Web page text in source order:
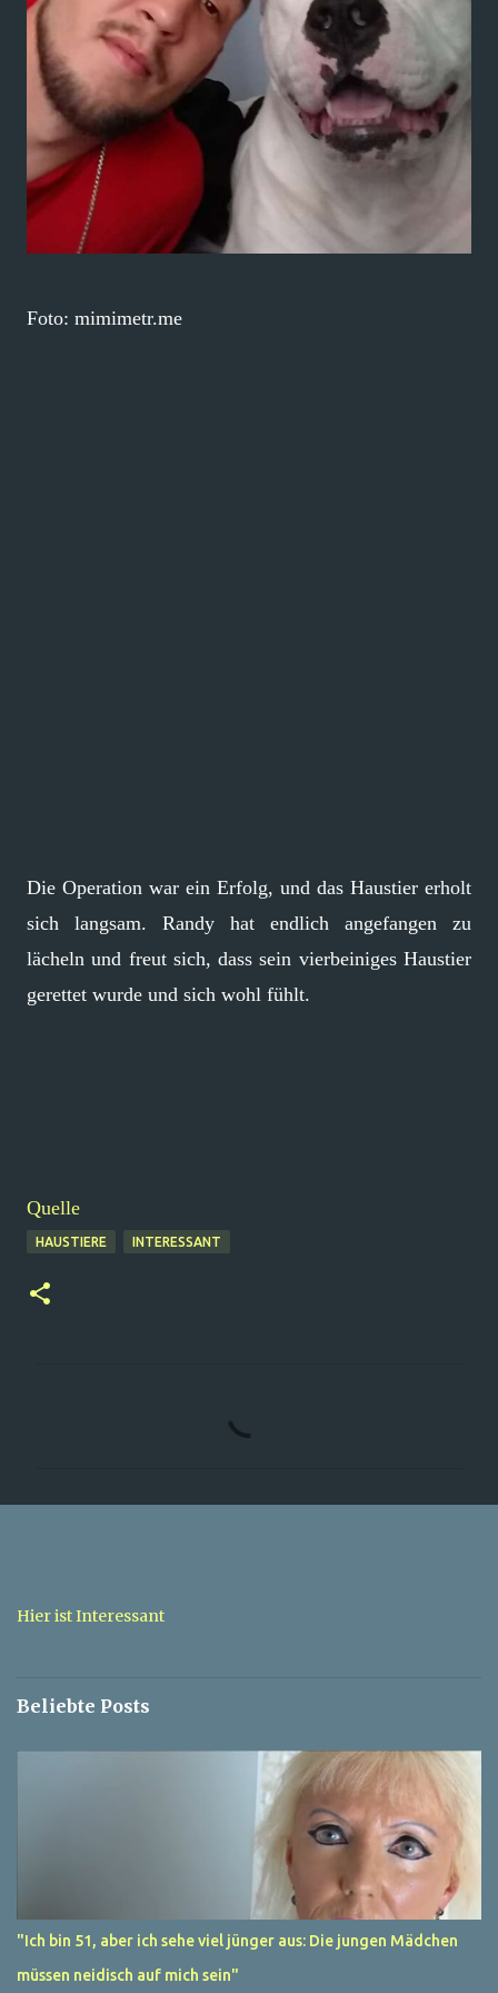
Foto: mimimetr.me
Die Operation war ein Erfolg, und das Haustier erholt
sich langsam. Randy hat endlich angefangen zu
lächeln und freut sich, dass sein vierbeiniges Haustier
gerettet wurde und sich wohl fühlt.
Quelle
HAUSTIERE INTERESSANT
a
Hier ist Interessant
Beliebte Posts
"Ich bin 51, aber ich sehe viel jünger aus: Die jungen Mädchen
müssen neidisch auf mich sein"